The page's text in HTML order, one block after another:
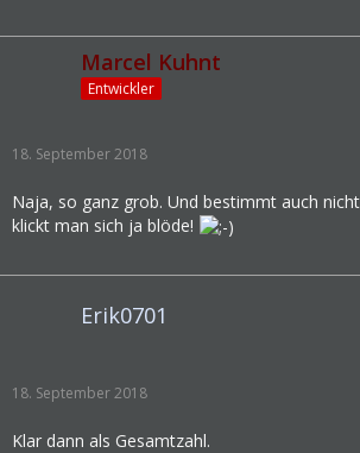
Marcel Kuhnt
Entwickler
18. September 2018
Naja, so ganz grob. Und bestimmt auch
klickt man sich ja blöde!
Erik0701
18. September 2018
Klar dann als Gesamtzahl.